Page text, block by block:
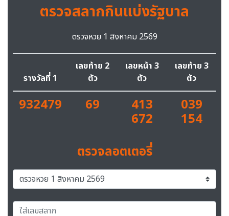
ตรวจสลากกินแบ่งรัฐบาล
ตรวจหวย 1 สิงหาคม 2569
รางวัลที่ 1
เลขท้าย 2
ตัว
เลขหน้า 3
ตัว
เลขท้าย 3
ตัว
932479 69 413
672
039
154
ตรวจลอตเตอรี่